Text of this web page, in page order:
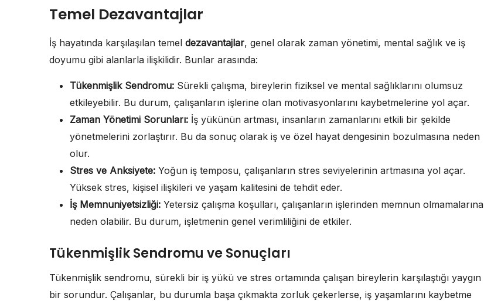
Temel Dezavantajlar
İş hayatında karşılaşılan temel dezavantajlar, genel olarak zaman yönetimi, mental sağlık ve iş
doyumu gibi alanlarla ilişkilidir. Bunlar arasında:
Tükenmişlik Sendromu: Sürekli çalışma, bireylerin fiziksel ve mental sağlıklarını olumsuz
etkileyebilir. Bu durum, çalışanların işlerine olan motivasyonlarını kaybetmelerine yol açar.
Zaman Yönetimi Sorunları: İş yükünün artması, insanların zamanlarını etkili bir şekilde
yönetmelerini zorlaştırır. Bu da sonuç olarak iş ve özel hayat dengesinin bozulmasına neden
olur.
Stres ve Anksiyete: Yoğun iş temposu, çalışanların stres seviyelerinin artmasına yol açar.
Yüksek stres, kişisel ilişkileri ve yaşam kalitesini de tehdit eder.
İş Memnuniyetsizliği: Yetersiz çalışma koşulları, çalışanların işlerinden memnun olmamalarına
neden olabilir. Bu durum, işletmenin genel verimliliğini de etkiler.
Tükenmişlik Sendromu ve Sonuçları
Tükenmişlik sendromu, sürekli bir iş yükü ve stres ortamında çalışan bireylerin karşılaştığı yaygın
bir sorundur. Çalışanlar, bu durumla başa çıkmakta zorluk çekerlerse, iş yaşamlarını kaybetme